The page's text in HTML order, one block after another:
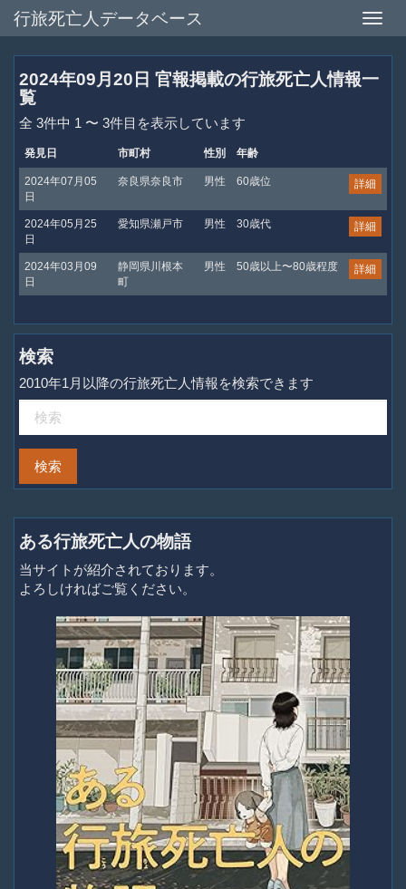
Toggle
行旅死亡人データベース
2024年09月20日 官報掲載の行旅死亡人情報一
覧
全 3件中 1 〜 3件目を表示しています
発見日 市町村 性別 年齢
2024年07月05
日
奈良県奈良市 男性 60歳位 詳細
2024年05月25
日
愛知県瀬戸市 男性 30歳代 詳細
2024年03月09
日
静岡県川根本
町
男性 50歳以上〜80歳程度 詳細
検索
2010年1月以降の行旅死亡人情報を検索できます
ある行旅死亡人の物語
当サイトが紹介されております。
よろしければご覧ください。